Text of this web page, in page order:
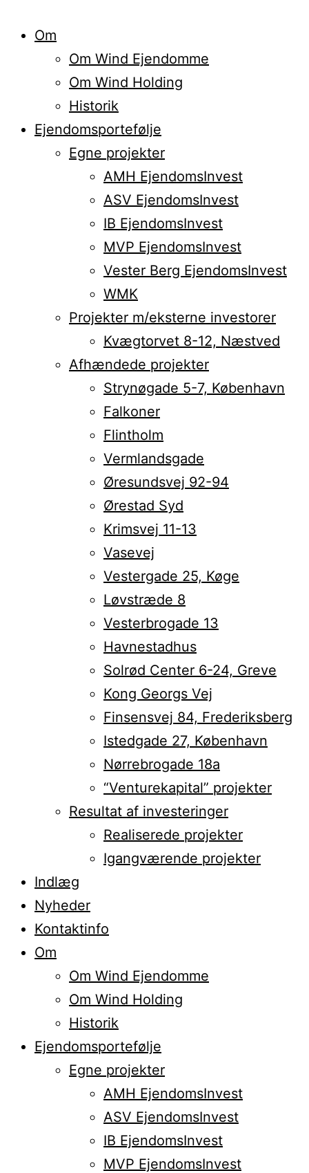
Om
Om Wind Ejendomme
Om Wind Holding
Historik
Ejendomsportefølje
Egne projekter
AMH EjendomsInvest
ASV EjendomsInvest
IB EjendomsInvest
MVP EjendomsInvest
Vester Berg EjendomsInvest
WMK
Projekter m/eksterne investorer
Kvægtorvet 8-12, Næstved
Afhændede projekter
Strynøgade 5-7, København
Falkoner
Flintholm
Vermlandsgade
Øresundsvej 92-94
Ørestad Syd
Krimsvej 11-13
Vasevej
Vestergade 25, Køge
Løvstræde 8
Vesterbrogade 13
Havnestadhus
Solrød Center 6-24, Greve
Kong Georgs Vej
Finsensvej 84, Frederiksberg
Istedgade 27, København
Nørrebrogade 18a
“Venturekapital” projekter
Resultat af investeringer
Realiserede projekter
Igangværende projekter
Indlæg
Nyheder
Kontaktinfo
Om
Om Wind Ejendomme
Om Wind Holding
Historik
Ejendomsportefølje
Egne projekter
AMH EjendomsInvest
ASV EjendomsInvest
IB EjendomsInvest
MVP EjendomsInvest